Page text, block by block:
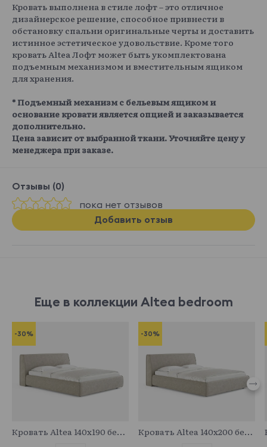
Кровать выполнена в стиле лофт – это отличное
дизайнерское решение, способное привнести в
обстановку спальни оригинальные черты и доставить
истинное эстетическое удовольствие. Кроме того
кровать Altea Лофт может быть укомплектована
подъемным механизмом и вместительным ящиком
для хранения.
* Подъемный механизм с бельевым ящиком и
основание кровати является опцией и заказывается
дополнительно.
Цена зависит от выбранной ткани. Уточняйте цену у
менеджера при заказе.
Отзывы (0)
пока нет отзывов
Добавить отзыв
Еще в коллекции Altea bedroom
-30%
Кровать Altea 140x190 без основания и подъемного механизма
-30%
Кровать Altea 140x200 без основания и подъемного механизма